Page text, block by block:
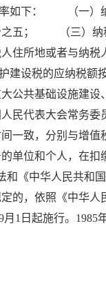
如下： （一）
之五； （三）纳
所地或者与纳税
设税的应纳税
公共基础设施建
人民代表大会常
间一致，分别与
的单位和个人，
和《中华人民共
的，依照《中华
起施行。1985